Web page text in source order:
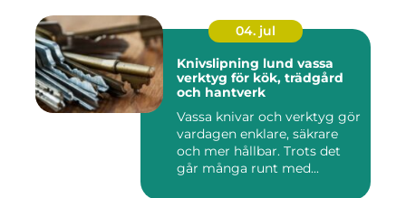
04. jul
Knivslipning lund vassa
verktyg för kök, trädgård
och hantverk
Vassa knivar och verktyg gör
vardagen enklare, säkrare
och mer hållbar. Trots det
går många runt med...